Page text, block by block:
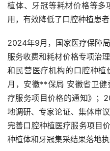
植体、牙冠等耗材价格等多
用，有效降低了口腔种植患者
2024年9月，国家医疗保障
服务收费和耗材价格专项治
和民营医疗机构的口腔种
月，安徽**保局 安徽省卫
疗服务项目价格的通知》；
地调研、专家论证、集体审
完善口腔种植医疗服务项目
种植体和牙冠集采结果落地执